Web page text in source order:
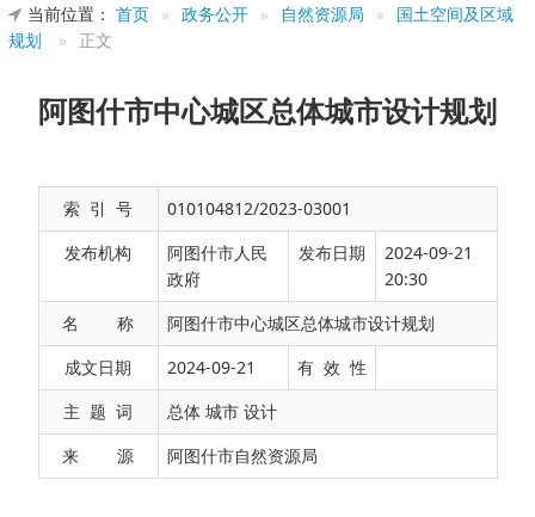
当前位置： 首页 » 政务公开 » 自然资源局 »
国土空间及区域
规划
» 正文
阿图什市中心城区总体城市设计规划
索 引 号
010104812/2023-03001
发布机构
阿图什市人民
政府
发布日期
2024-09-21
20:30
名 称
阿图什市中心城区总体城市设计规划
成文日期
2024-09-21
有 效 性
主 题 词
总体 城市 设计
来 源
阿图什市自然资源局
2021年，自然资源部《国土空间规划城市设计
指南》（以下简称《指南》）正式发布实施，《指
南》明确提出：城市设计是国土空间规划体系的重
要组成部分，贯穿于国土空间规划建设管理的全过